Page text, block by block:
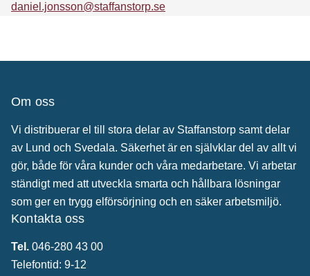
daniel.jonsson@staffanstorp.se
Om oss
Vi distribuerar el till stora delar av Staffanstorp samt delar
av Lund och Svedala. Säkerhet är en självklar del av allt vi
gör, både för våra kunder och våra medarbetare. Vi arbetar
ständigt med att utveckla smarta och hållbara lösningar
som ger en trygg elförsörjning och en säker arbetsmiljö.
Kontakta oss
Tel. 046-280 43 00
Telefontid: 9-12